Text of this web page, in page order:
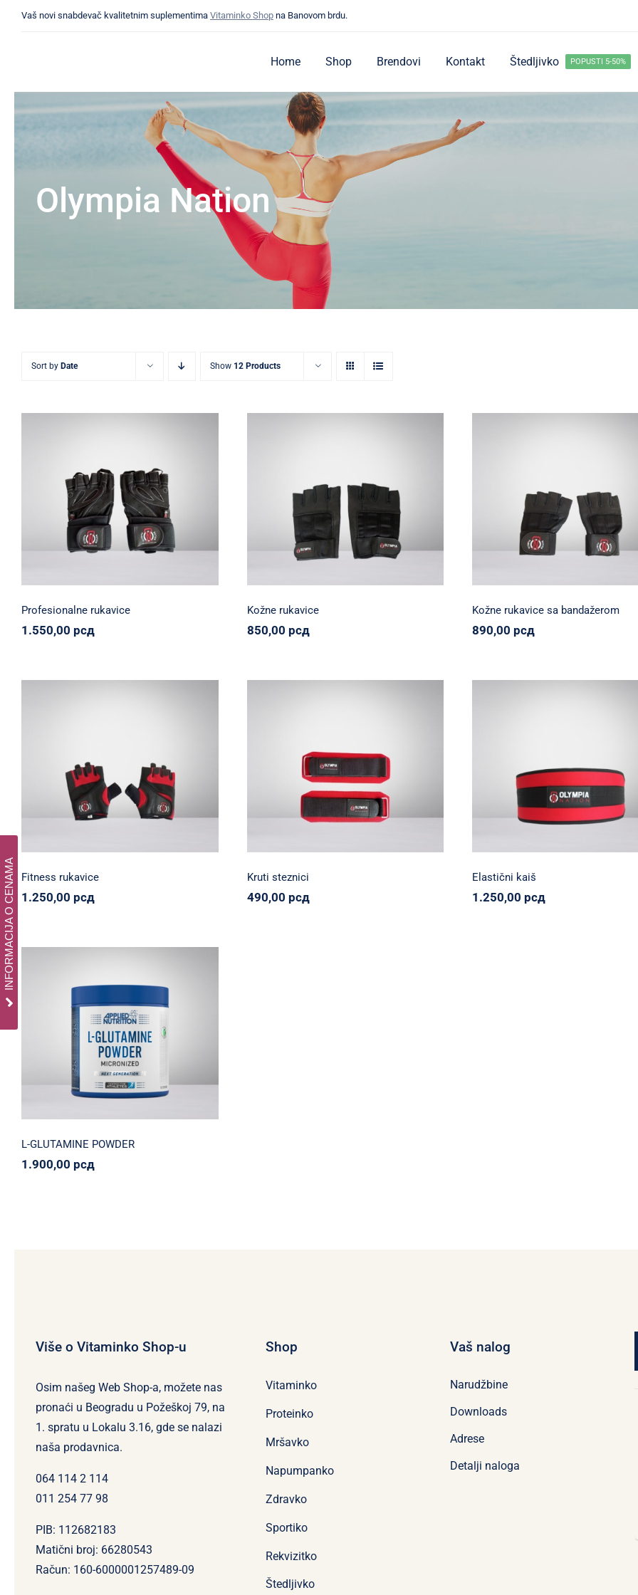
Vaš novi snabdevač kvalitetnim suplementima Vitaminko Shop na Banovom brdu.
Home Shop Brendovi Kontakt Štedljivko POPUSTI 5-50%
Olympia Nation
Sort by Date Show 12 Products
Profesionalne rukavice
Olympia Nation Oprema Svi proizvodi
1.550,00рсд
Profesionalne rukavice
1.550,00 рсд
Olympia Nation Oprema Svi proizvodi
850,00рсд
Kožne rukavice
850,00 рсд
Olympia Nation Oprema Svi
890,00рсд
Kožne rukavice sa bandažerom
890,00 рсд
Olympia Nation
1.250,00рсд
Fitness rukavice
1.250,00 рсд
Olympia Nation Oprema Svi proizvodi
490,00рсд
Kruti steznici
490,00 рсд
proizvodi
1.250,00
Elastični kaiš
1.250,00 рсд
L-GLUTAMINE POWDER
Olympia Nation Sportiko Svi proizvodi
1.900,00рсд
L-GLUTAMINE POWDER
1.900,00 рсд
Više o Vitaminko Shop-u
Osim našeg Web Shop-a, možete nas
pronaći u Beogradu u Požeškoj 79, na
1. spratu u Lokalu 3.16, gde se nalazi
naša prodavnica.
064 114 2 114
011 254 77 98
PIB: 112682183
Matični broj: 66280543
Račun: 160-6000001257489-09
Shop
Vitaminko
Proteinko
Mršavko
Napumpanko
Zdravko
Sportiko
Rekvizitko
Štedljivko
Vaš nalog
Narudžbine
Downloads
Adrese
Detalji naloga
INFORMACIJA O CENAMA